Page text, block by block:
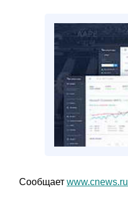
Сообщает www.cnews.ru